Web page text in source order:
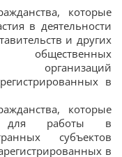
которые
в деятельности
и других
организаций
в
которые
для работы в
субъектов
в